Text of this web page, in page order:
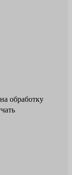
обработку